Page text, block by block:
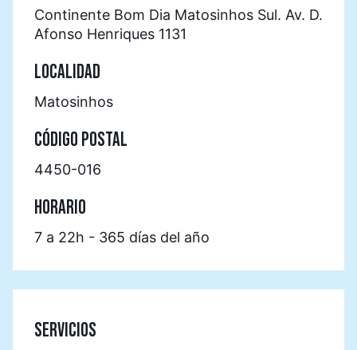
Continente Bom Dia Matosinhos Sul. Av. D.
Afonso Henriques 1131
LOCALIDAD
Matosinhos
CÓDIGO POSTAL
4450-016
HORARIO
7 a 22h - 365 días del año
SERVICIOS